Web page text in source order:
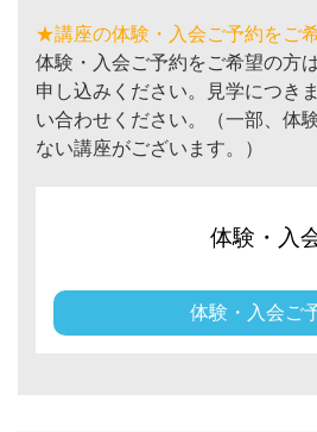
★講座の体験・入会ご予約をご
体験・入会ご予約をご希望の方
申し込みください。見学につき
い合わせください。（一部、体
ない講座がございます。）
体験・入
体験・入会ご